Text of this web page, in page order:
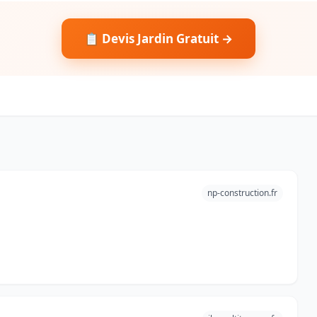
📋 Devis Jardin Gratuit →
np-construction.fr